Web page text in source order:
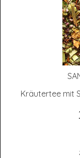
Kräutertee mit